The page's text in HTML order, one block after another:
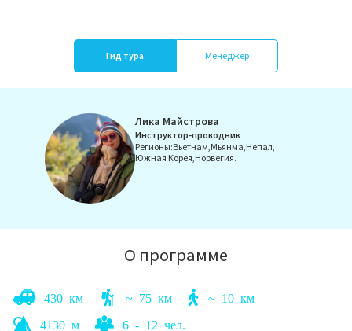
Гид тура Менеджер
Инструктор-проводник
Лика Майстрова
Регионы:Вьетнам,Мьянма,Непал,
Южная Корея,Норвегия.
Telegram:
О программе
430 км ~ 75 км ~ 10 км
4130 м 6 - 12 чел.